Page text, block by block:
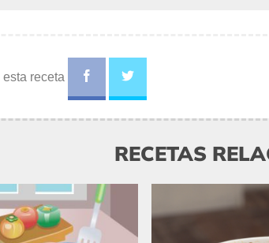
receta
RECETAS